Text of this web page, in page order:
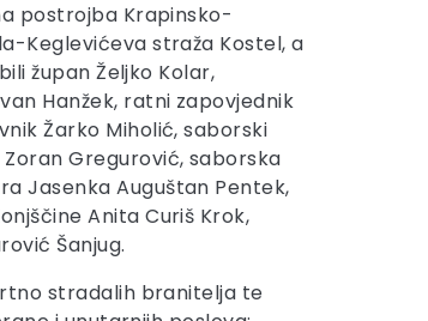
postrojba Krapinsko-
Keglevićeva straža Kostel, a
župan Željko Kolar,
Hanžek, ratni zapovjednik
Žarko Miholić, saborski
Gregurović, saborska
Jasenka Auguštan Pentek,
Anita Curiš Krok,
Šanjug.
stradalih branitelja te